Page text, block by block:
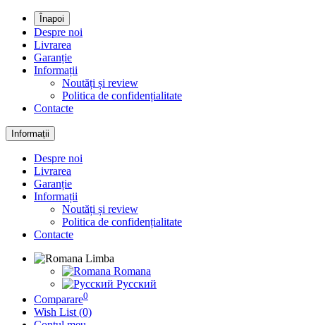
Înapoi
Despre noi
Livrarea
Garanție
Informații
Noutăți și review
Politica de confidențialitate
Contacte
Informații
Despre noi
Livrarea
Garanție
Informații
Noutăți și review
Politica de confidențialitate
Contacte
Limba
Romana
Русский
Comparare0
Wish List (0)